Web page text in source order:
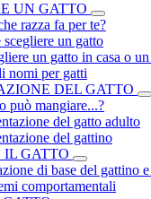
UN GATTO
razza fa per te?
scegliere un gatto
un gatto in casa o
nomi per gatti
DEL GATTO
può mangiare...?
del gatto adulto
del gattino
IL GATTO
di base del gattino
comportamentali